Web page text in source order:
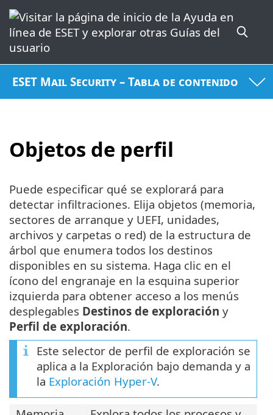
ESET Mail Security – Tabla de contenido
Objetos de perfil
Puede especificar qué se explorará para
detectar infiltraciones. Elija objetos (memoria,
sectores de arranque y UEFI, unidades,
archivos y carpetas o red) de la estructura de
árbol que enumera todos los destinos
disponibles en su sistema. Haga clic en el
ícono del engranaje en la esquina superior
izquierda para obtener acceso a los menús
desplegables Destinos de exploración y
Perfil de exploración.
Este selector de perfil de exploración se
aplica a la Exploración bajo demanda y a
la Exploración Hyper-V.